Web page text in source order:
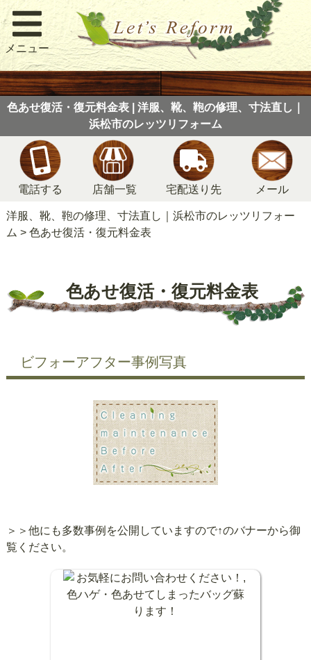
メニュー
色あせ復活・復元料金表 | 洋服、靴、鞄の修理、寸法直し｜
浜松市のレッツリフォーム
電話する 店舗一覧 宅配送り先 メール
洋服、靴、鞄の修理、寸法直し｜浜松市のレッツリフォー
ム > 色あせ復活・復元料金表
色あせ復活・復元料金表
ビフォーアフター事例写真
＞＞他にも多数事例を公開していますので↑のバナーから御
覧ください。